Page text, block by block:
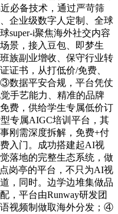
必备技术，通过严苛筛
企业级数字人定制、全球
super-i聚焦海外社交内容
景，接入豆包、即梦生
族副业增收、保守行业转
证书，从打低价/免费、
数据平安合规，平台凭仗
手艺能力、精准的品牌
费，供给学生专属低价订
专属AIGC培训平台，其
刚需深度拆解，免费+付
入门。成功搭建起AI视
落地的完整生态系统，做
岗亭的平台，不只为AI视
，同时。边学边堆集做品
，平台由Runway研发团
视频制做取海外分发；④